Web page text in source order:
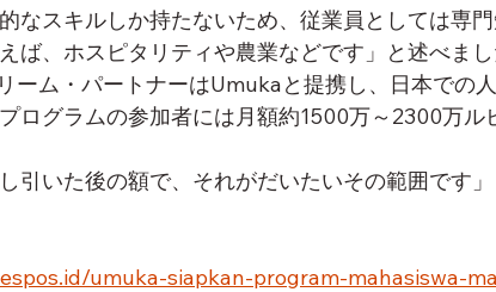
なスキルしか持たないため、従業員としては専
ば、ホスピタリティや農業などです」と述べまし
ーム・パートナーはUmukaと提携し、日本での
ログラムの参加者には月額約1500万～2300万ル
引いた後の額で、それがだいたいその範囲です
umuka-siapkan-program-mahasiswa-